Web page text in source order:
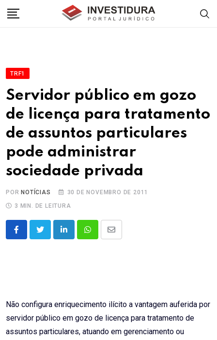
TRF1
Servidor público em gozo
de licença para tratamento
de assuntos particulares
pode administrar
sociedade privada
POR NOTÍCIAS
30 DE NOVEMBRO DE 2011
3 MIN. DE LEITURA
LinkedInWhatsappShare
Não configura enriquecimento ilícito a vantagem auferida por
servidor público em gozo de licença para tratamento de
assuntos particulares, atuando em gerenciamento ou